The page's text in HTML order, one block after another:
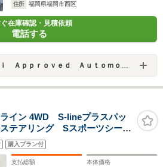
住所
福岡県福岡市西区
在庫確認・見積依頼
電話する
ｒｏｖｅｄ Ａｕｔｏｍｏｂｉｌｅ福岡マリーナ
イン 4WD S-lineプラスパッ
テアリング Sスポーツシー
トシートベンチレーション
パワークロージングド
購入プラン付
支払総額 本体価格